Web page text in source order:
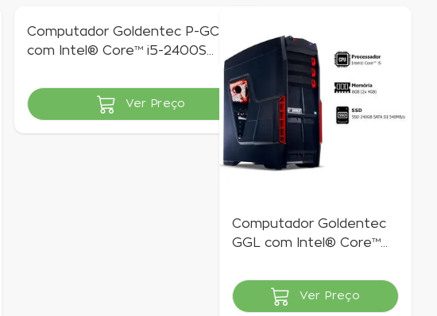
Computador Goldentec P-GCL
com Intel® Core™ i5-2400S
Indisponível
Ver Preço
Computador Goldentec
GGL com Intel® Core™
240GB
Indisponível
Ver Preço